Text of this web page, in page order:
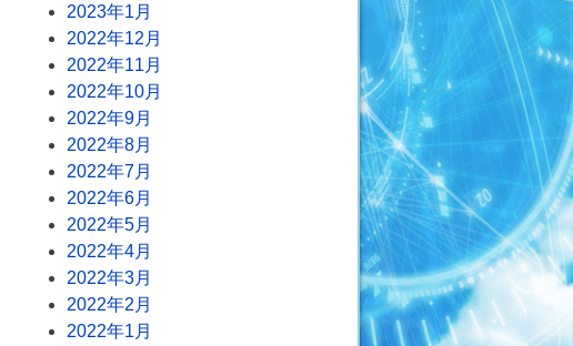
2023年1月
2022年12月
2022年11月
2022年10月
2022年9月
2022年8月
2022年7月
2022年6月
2022年5月
2022年4月
2022年3月
2022年2月
2022年1月